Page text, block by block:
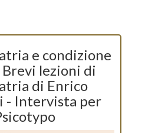
e condizione
Brevi lezioni di
di Enrico
- Intervista per